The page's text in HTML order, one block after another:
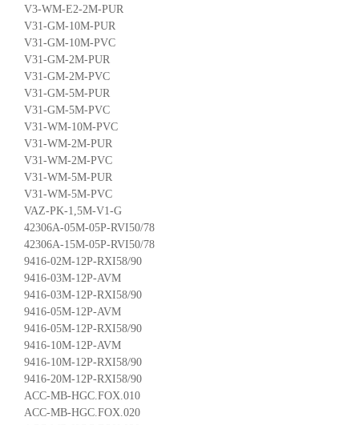
V3-WM-E2-2M-PUR
V31-GM-10M-PUR
V31-GM-10M-PVC
V31-GM-2M-PUR
V31-GM-2M-PVC
V31-GM-5M-PUR
V31-GM-5M-PVC
V31-WM-10M-PVC
V31-WM-2M-PUR
V31-WM-2M-PVC
V31-WM-5M-PUR
V31-WM-5M-PVC
VAZ-PK-1,5M-V1-G
42306A-05M-05P-RVI50/78
42306A-15M-05P-RVI50/78
9416-02M-12P-RXI58/90
9416-03M-12P-AVM
9416-03M-12P-RXI58/90
9416-05M-12P-AVM
9416-05M-12P-RXI58/90
9416-10M-12P-AVM
9416-10M-12P-RXI58/90
9416-20M-12P-RXI58/90
ACC-MB-HGC.FOX.010
ACC-MB-HGC.FOX.020